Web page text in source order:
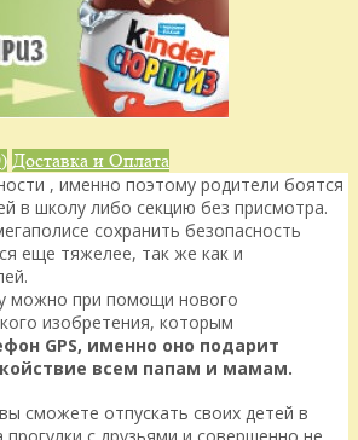
Доставка и Оплата
, именно поэтому родители боятся
в школу либо секцию без присмотра.
сохранить безопасность
еще тяжелее, так же как и
можно при помощи нового
изобретения, которым
GPS, именно оно подарит
всем папам и мамам.
сможете отпускать своих детей в